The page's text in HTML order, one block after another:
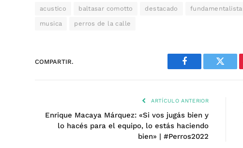
acustico baltasar comotto destacado
musica perros de la calle
COMPARTIR.
Facebook
ARTÍCULO ANTERIOR
Enrique Macaya Márquez: «Si vos jugás bien y
lo hacés para el equipo, lo estás haciendo
bien» | #Perros2022